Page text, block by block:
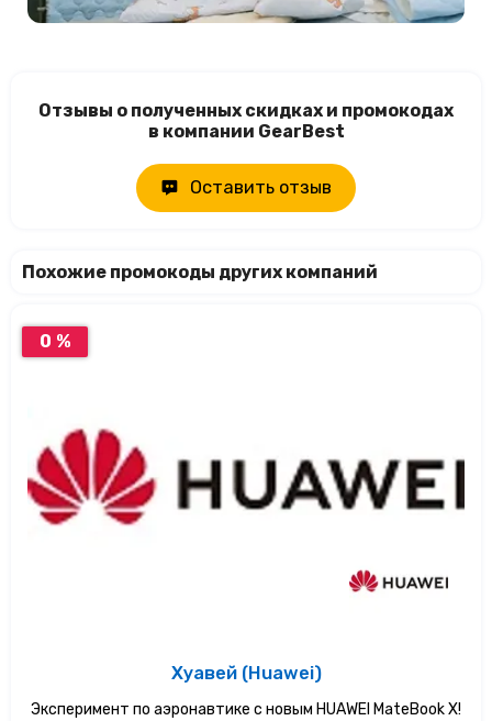
Отзывы о полученных скидках и промокодах
в компании GearBest
Оставить отзыв
Похожие промокоды других компаний
0 %
Хуавей (Huawei)
Эксперимент по аэронавтике с новым HUAWEI MateBook X!